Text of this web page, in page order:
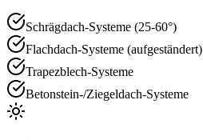
Schrägdach-Systeme (25-60°)
Flachdach-Systeme (aufgeständert)
Trapezblech-Systeme
Betonstein-/Ziegeldach-Systeme